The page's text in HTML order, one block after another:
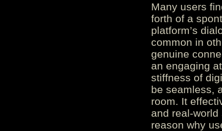
Many users
forth of a
platform’s
common in
genuine
an engaging
stiffness of
be seamless,
room. It
and real-
reason why